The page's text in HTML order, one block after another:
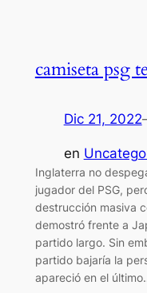
camiseta psg
Dic 21, 2022
en
Inglaterra no
jugador del PSG,
destrucción masiva
demostró frente a
partido largo. Sin
partido bajaría la
apareció en el